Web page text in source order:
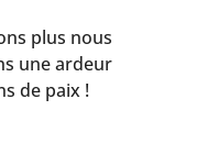
plus nous
une ardeur
de paix !